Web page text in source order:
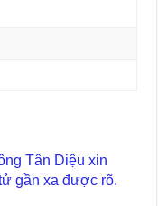
Tân Diệu xin
gần xa được rõ.